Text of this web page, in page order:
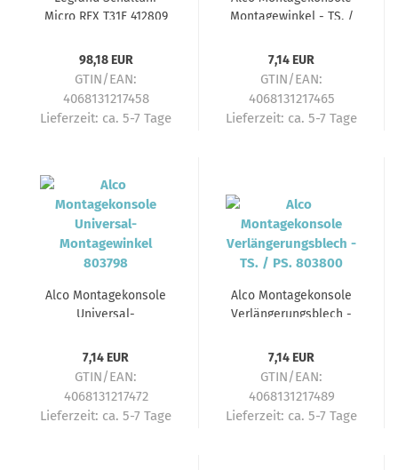
Micro REX T31F 412809
98,18 EUR
GTIN/EAN:
4068131217458
Lieferzeit: ca. 5-7 Tage
Montagewinkel - TS. /
7,14 EUR
GTIN/EAN:
4068131217465
Lieferzeit: ca. 5-7 Tage
Alco Montagekonsole
Universal-
7,14 EUR
GTIN/EAN:
4068131217472
Lieferzeit: ca. 5-7 Tage
Alco Montagekonsole
Verlängerungsblech -
7,14 EUR
GTIN/EAN:
4068131217489
Lieferzeit: ca. 5-7 Tage